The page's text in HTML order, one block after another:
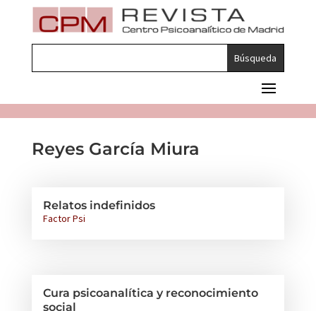
Reyes García Miura
Relatos indefinidos
Factor Psi
Cura psicoanalítica y reconocimiento
social